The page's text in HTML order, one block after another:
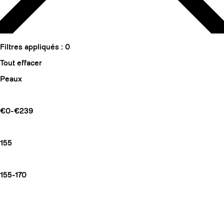
Filtres appliqués : 0
Tout effacer
Peaux
€0-€239
155
155-170